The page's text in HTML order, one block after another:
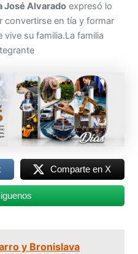
José Alvarado expresó lo
convertirse en tía y formar
su familia.La familia
Comparte en X
y Bronislava